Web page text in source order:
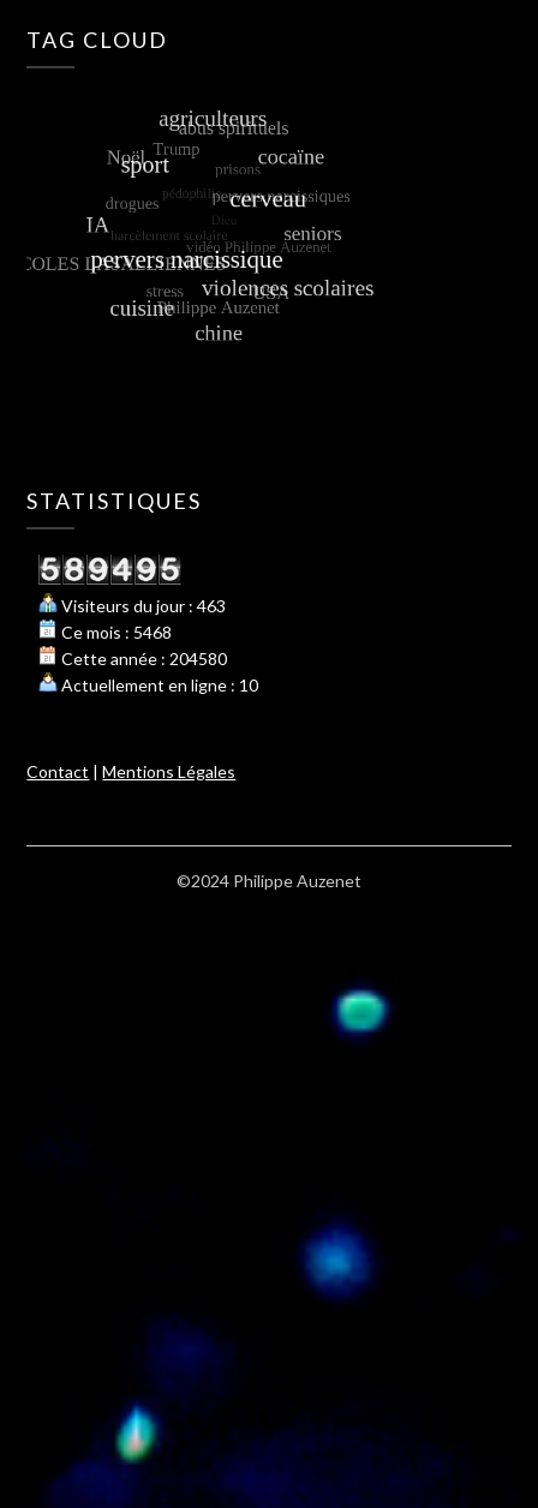
TAG CLOUD
STATISTIQUES
Visiteurs du jour : 463
Ce mois : 5468
Cette année : 204580
Actuellement en ligne : 10
Contact |Mentions Légales
©2024 Philippe Auzenet